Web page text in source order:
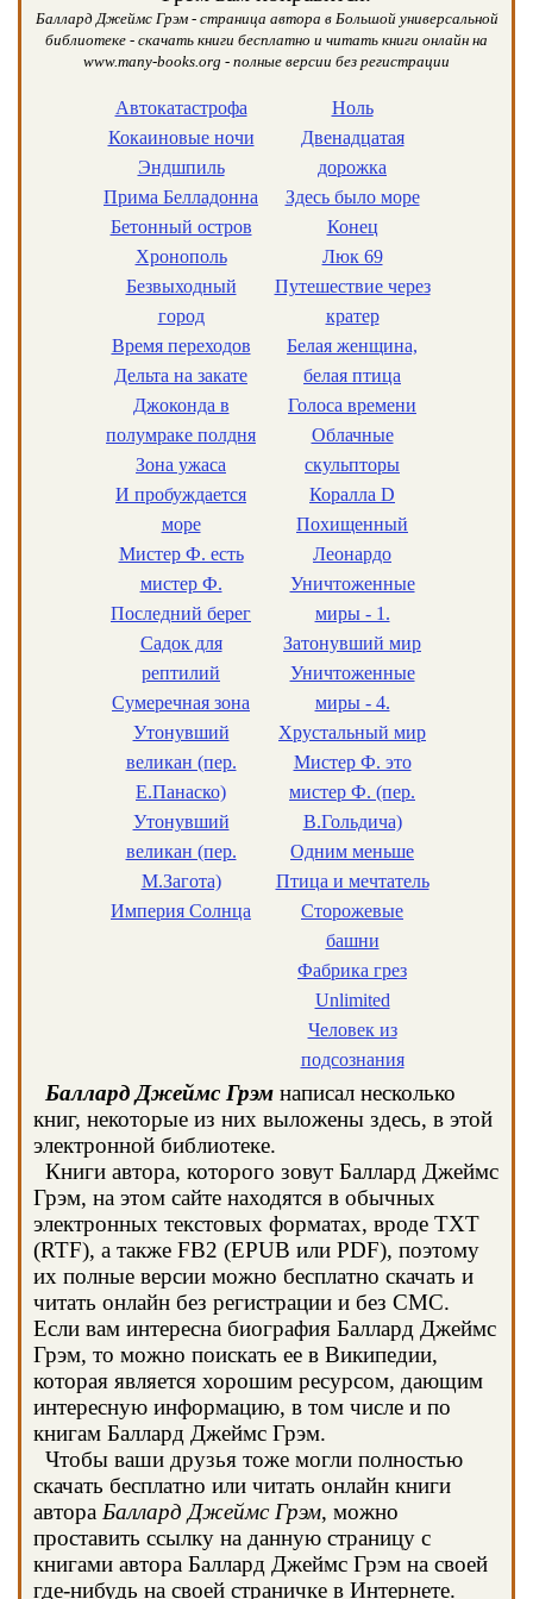
Баллард Джеймс Грэм - страница автора в Большой универсальной
библиотеке - скачать книги бесплатно и читать книги онлайн на
www.many-books.org - полные версии без регистрации
Автокатастрофа
Кокаиновые ночи
Эндшпиль
Прима Белладонна
Бетонный остров
Хронополь
Безвыходный
город
Время переходов
Дельта на закате
Джоконда в
полумраке полдня
Зона ужаса
И пробуждается
море
Мистер Ф. есть
мистер Ф.
Последний берег
Садок для
рептилий
Сумеречная зона
Утонувший
великан (пер.
Е.Панаско)
Утонувший
великан (пер.
М.Загота)
Империя Солнца
Ноль
Двенадцатая
дорожка
Здесь было море
Конец
Люк 69
Путешествие через
кратер
Белая женщина,
белая птица
Голоса времени
Облачные
скульпторы
Коралла D
Похищенный
Леонардо
Уничтоженные
миры - 1.
Затонувший мир
Уничтоженные
миры - 4.
Хрустальный мир
Мистер Ф. это
мистер Ф. (пер.
В.Гольдича)
Одним меньше
Птица и мечтатель
Сторожевые
башни
Фабрика грез
Unlimited
Человек из
подсознания
Баллард Джеймс Грэм написал несколько
книг, некоторые из них выложены здесь, в этой
электронной библиотеке.
Книги автора, которого зовут Баллард Джеймс
Грэм, на этом сайте находятся в обычных
электронных текстовых форматах, вроде TXT
(RTF), а также FB2 (EPUB или PDF), поэтому
их полные версии можно бесплатно скачать и
читать онлайн без регистрации и без СМС.
Если вам интересна биография Баллард Джеймс
Грэм, то можно поискать ее в Википедии,
которая является хорошим ресурсом, дающим
интересную информацию, в том числе и по
книгам Баллард Джеймс Грэм.
Чтобы ваши друзья тоже могли полностью
скачать бесплатно или читать онлайн книги
автора Баллард Джеймс Грэм, можно
проставить ссылку на данную страницу с
книгами автора Баллард Джеймс Грэм на своей
где-нибудь на своей страничке в Интернете.